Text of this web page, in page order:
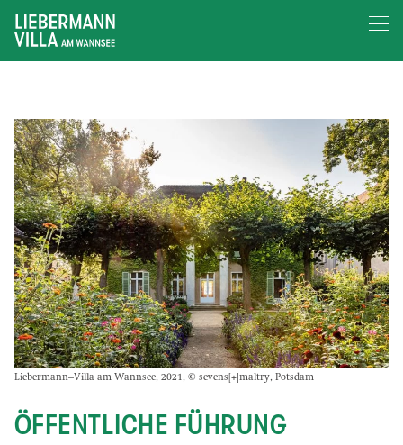
Liebermann–Villa am Wannsee, 2021, © sevens[+]maltry, Potsdam
ÖFFENTLICHE FÜHRUNG